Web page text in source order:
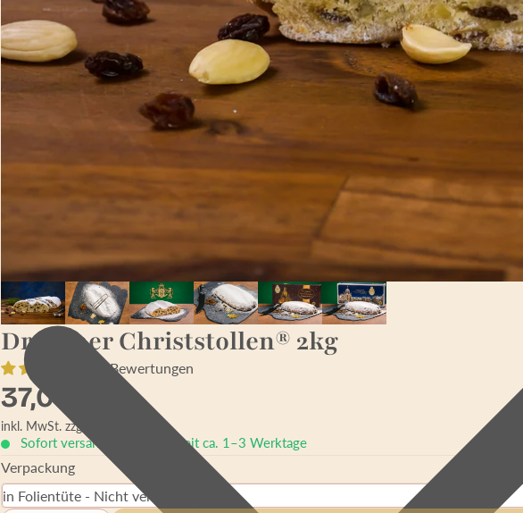
Dresdner Christstollen® 2kg
14 Bewertungen
37,00 €
inkl. MwSt. zzgl. Versandkosten
Sofort versandfertig, Lieferzeit ca. 1–3 Werktage
Verpackung